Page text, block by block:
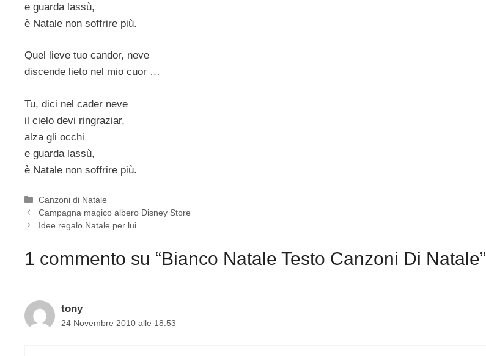
e guarda lassù,
è Natale non soffrire più.
Quel lieve tuo candor, neve
discende lieto nel mio cuor …
Tu, dici nel cader neve
il cielo devi ringraziar,
alza gli occhi
e guarda lassù,
è Natale non soffrire più.
Categorie
Canzoni di Natale
Campagna magico albero Disney Store
Idee regalo Natale per lui
1 commento su “Bianco Natale Testo Canzoni Di Natale”
tony
24 Novembre 2010 alle 18:53